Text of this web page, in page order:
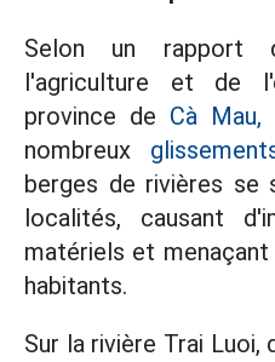
Selon un rapport
l'agriculture et de
province de Cà Mau,
nombreux
berges de rivières se
localités, causant
matériels et
habitants.
Sur la rivière Trai Luoi,